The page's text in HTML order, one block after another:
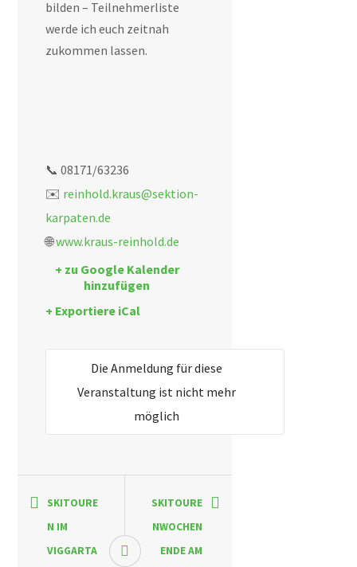
bilden – Teilnehmerliste
werde ich euch zeitnah
zukommen lassen.
📞 08171/63236
✉️ reinhold.kraus@sektion-
karpaten.de
🌐www.kraus-reinhold.de
+ zu Google Kalender
hinzufügen
+ Exportiere iCal
Die Anmeldung für diese
Veranstaltung ist nicht mehr
möglich
SKITOURE
N IM
VIGGARTA
SKITOURE
NWOCHEN
ENDE AM